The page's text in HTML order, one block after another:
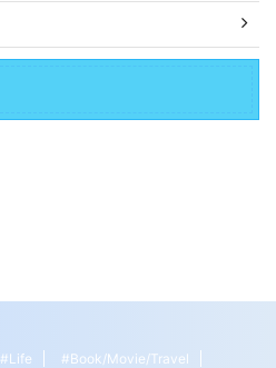
#Life
#Book/Movie/Travel